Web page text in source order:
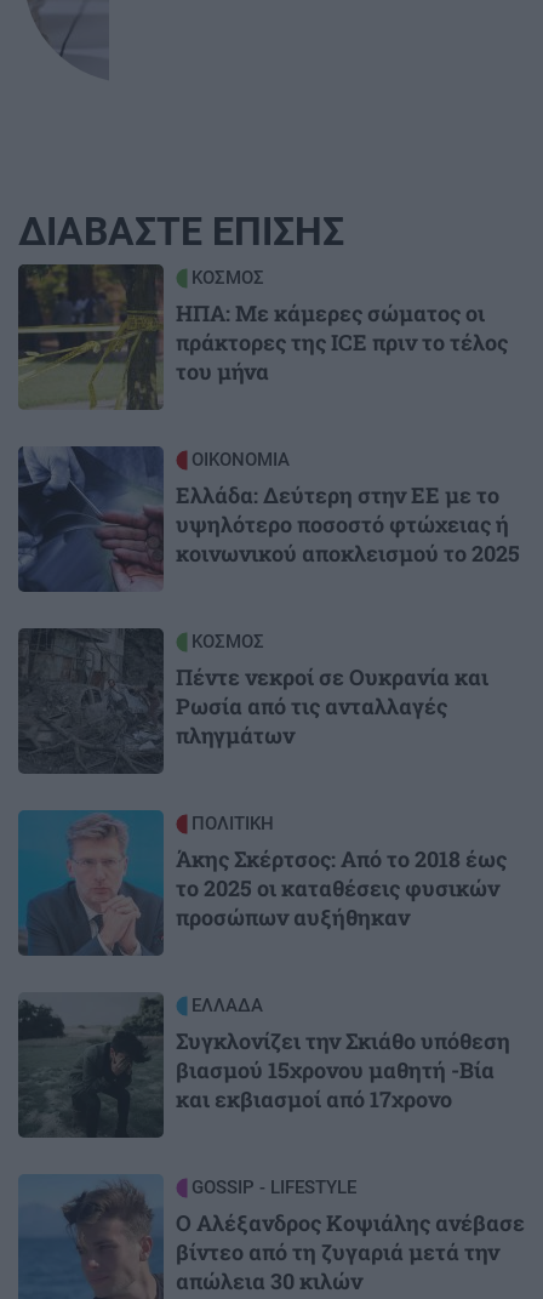
ΔΙΑΒΑΣΤΕ ΕΠΙΣΗΣ
Image ΚΟΣΜΟΣ
ΗΠΑ: Με κάμερες σώματος οι
πράκτορες της ICE πριν το τέλος
του μήνα
Image ΟΙΚΟΝΟΜΙΑ
Ελλάδα: Δεύτερη στην ΕΕ με το
υψηλότερο ποσοστό φτώχειας ή
κοινωνικού αποκλεισμού το 2025
Image ΚΟΣΜΟΣ
Πέντε νεκροί σε Ουκρανία και
Ρωσία από τις ανταλλαγές
πληγμάτων
ΠΟΛΙΤΙΚΗ
Άκης Σκέρτσος: Από το 2018 έως
το 2025 οι καταθέσεις φυσικών
προσώπων αυξήθηκαν
Image ΕΛΛΑΔΑ
Συγκλονίζει την Σκιάθο υπόθεση
βιασμού 15χρονου μαθητή -Βία
και εκβιασμοί από 17χρονο
GOSSIP - LIFESTYLE
Ο Αλέξανδρος Κοψιάλης ανέβασε
βίντεο από τη ζυγαριά μετά την
απώλεια 30 κιλών